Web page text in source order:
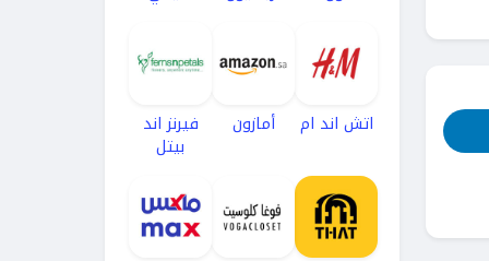
اتش اند ام أمازون فيرنز اند
بيتل